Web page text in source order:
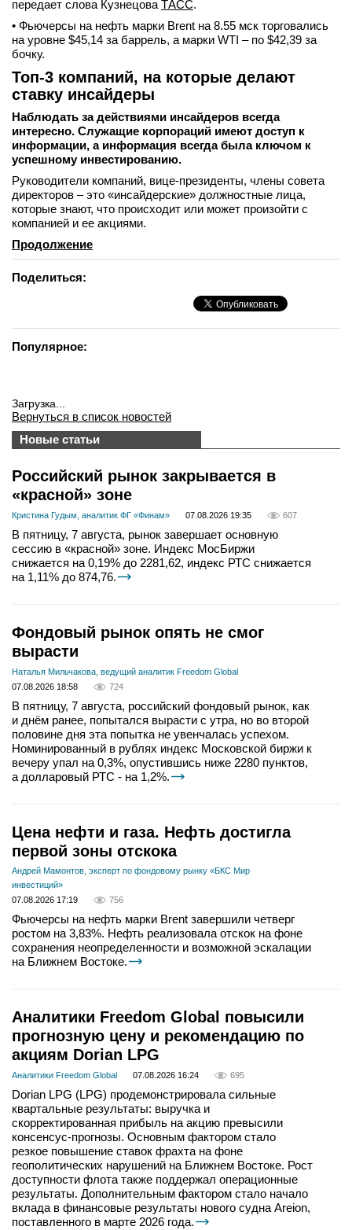
передает слова Кузнецова ТАСС.
• Фьючерсы на нефть марки Brent на 8.55 мск торговались
на уровне $45,14 за баррель, а марки WTI – по $42,39 за
бочку.
Топ-3 компаний, на которые делают
ставку инсайдеры
Наблюдать за действиями инсайдеров всегда
интересно. Служащие корпораций имеют доступ к
информации, а информация всегда была ключом к
успешному инвестированию.
Руководители компаний, вице-президенты, члены совета
директоров – это «инсайдерские» должностные лица,
которые знают, что происходит или может произойти с
компанией и ее акциями.
Продолжение
Поделиться:
Популярное:
Загрузка...
Вернуться в список новостей
Новые статьи
Российский рынок закрывается в
«красной» зоне
Кристина Гудым, аналитик ФГ «Финам» 07.08.2026 19:35 607
В пятницу, 7 августа, рынок завершает основную
сессию в «красной» зоне. Индекс МосБиржи
снижается на 0,19% до 2281,62, индекс РТС снижается
на 1,11% до 874,76.
Фондовый рынок опять не смог
вырасти
Наталья Мильчакова, ведущий аналитик Freedom Global
07.08.2026 18:58
724
В пятницу, 7 августа, российский фондовый рынок, как
и днём ранее, попытался вырасти с утра, но во второй
половине дня эта попытка не увенчалась успехом.
Номинированный в рублях индекс Московской биржи к
вечеру упал на 0,3%, опустившись ниже 2280 пунктов,
а долларовый РТС - на 1,2%.
Цена нефти и газа. Нефть достигла
первой зоны отскока
Андрей Мамонтов, эксперт по фондовому рынку «БКС Мир
инвестиций»
07.08.2026 17:19
756
Фьючерсы на нефть марки Brent завершили четверг
ростом на 3,83%. Нефть реализовала отскок на фоне
сохранения неопределенности и возможной эскалации
на Ближнем Востоке.
Аналитики Freedom Global повысили
прогнозную цену и рекомендацию по
акциям Dorian LPG
Аналитики Freedom Global 07.08.2026 16:24 695
Dorian LPG (LPG) продемонстрировала сильные
квартальные результаты: выручка и
скорректированная прибыль на акцию превысили
консенсус-прогнозы. Основным фактором стало
резкое повышение ставок фрахта на фоне
геополитических нарушений на Ближнем Востоке. Рост
доступности флота также поддержал операционные
результаты. Дополнительным фактором стало начало
вклада в финансовые результаты нового судна Areion,
поставленного в марте 2026 года.